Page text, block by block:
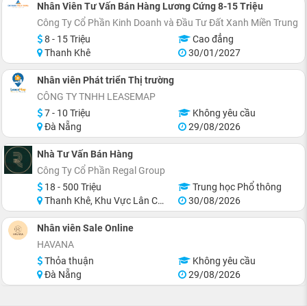
Nhân Viên Tư Vấn Bán Hàng Lương Cứng 8-15 Triệu
Công Ty Cổ Phần Kinh Doanh và Đầu Tư Đất Xanh Miền Trung
8 - 15 Triệu
Cao đẳng
Thanh Khê
30/01/2027
Nhân viên Phát triển Thị trường
CÔNG TY TNHH LEASEMAP
7 - 10 Triệu
Không yêu cầu
Đà Nẵng
29/08/2026
Nhà Tư Vấn Bán Hàng
Công Ty Cổ Phần Regal Group
18 - 500 Triệu
Trung học Phổ thông
Thanh Khê, Khu Vực Lân Cận Đà Nẵng
30/08/2026
Nhân viên Sale Online
HAVANA
Thỏa thuận
Không yêu cầu
Đà Nẵng
29/08/2026